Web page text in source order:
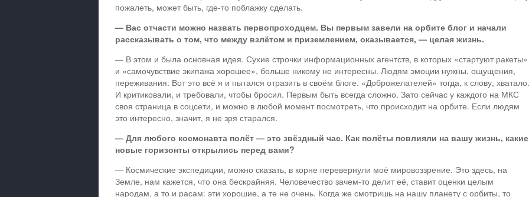
пожалеть, может быть, где-то поблажку сделать.
— Вас отчасти можно назвать первопроходцем. Вы первым завели на орбите блог и начали
рассказывать о том, что между взлётом и приземлением, оказывается, — целая жизнь.
— В этом и была основная идея. Сухие строчки информационных агентств, в которых «стартуют ракеты»
и «самочувствие экипажа хорошее», больше никому не интересны. Людям эмоции нужны, ощущения,
переживания. Вот это всё я и пытался отразить в своём блоге. «Доброжелателей» тогда, к слову, хватало.
И критиковали, и требовали, чтобы бросил. Первым быть всегда сложно. Зато сейчас у каждого на МКС
своя страница в соцсети, и можно в любой момент посмотреть, что происходит на орбите. Если людям
это интересно, значит, я не зря старался.
— Для любого космонавта полёт — это звёздный час. Как полёты повлияли на вашу жизнь, какие
новые горизонты открылись перед вами?
— Космические экспедиции, можно сказать, в корне перевернули моё мировоззрение. Это здесь, на
Земле, нам кажется, что она бескрайняя. Человечество зачем-то делит её, ставит оценки целым
народам, а то и расам: эти хорошие, а те не очень. Когда же смотришь на нашу планету с орбиты, то